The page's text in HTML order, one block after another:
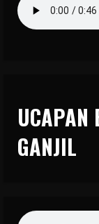
UCAPAN
GANJIL